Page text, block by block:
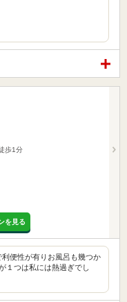
歩1分
を見る
便性が有りお風呂も幾つか
１つは私には熱過ぎでし